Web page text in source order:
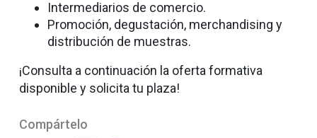
Intermediarios de comercio.
Promoción, degustación, merchandising y
distribución de muestras.
¡Consulta a continuación la oferta formativa
disponible y solicita tu plaza!
Compártelo